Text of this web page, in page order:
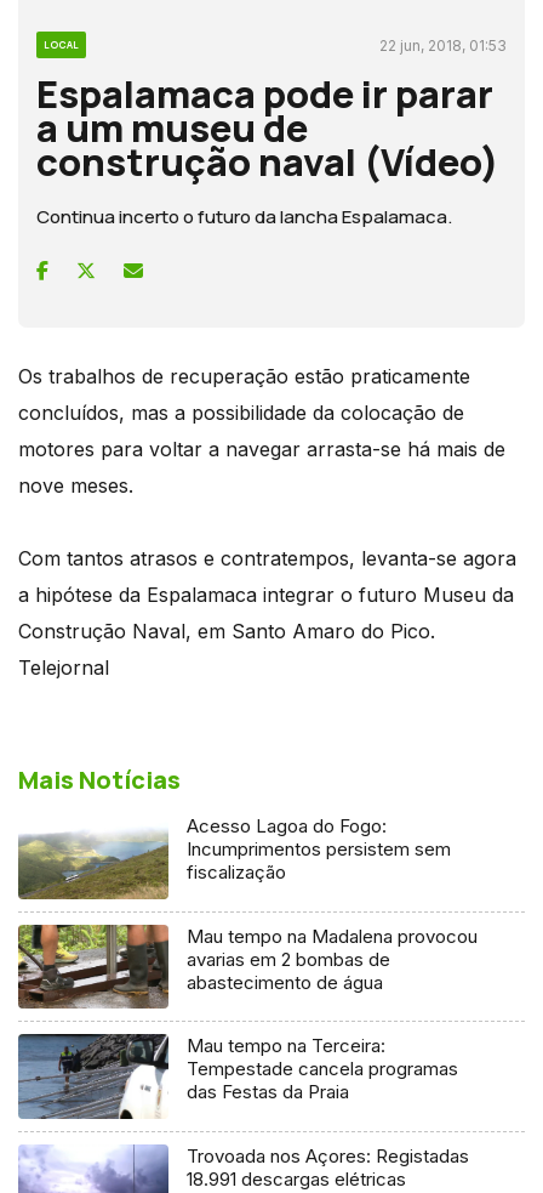
LOCAL 22 jun, 2018, 01:53
Espalamaca pode ir parar
a um museu de
construção naval (Vídeo)
Continua incerto o futuro da lancha Espalamaca.
Os trabalhos de recuperação estão praticamente
concluídos, mas a possibilidade da colocação de
motores para voltar a navegar arrasta-se há mais de
nove meses.
Com tantos atrasos e contratempos, levanta-se agora
a hipótese da Espalamaca integrar o futuro Museu da
Construção Naval, em Santo Amaro do Pico.
Telejornal
Mais Notícias
Acesso Lagoa do Fogo:
Incumprimentos persistem sem
fiscalização
Mau tempo na Madalena provocou
avarias em 2 bombas de
abastecimento de água
Mau tempo na Terceira:
Tempestade cancela programas
das Festas da Praia
Trovoada nos Açores: Registadas
18.991 descargas elétricas